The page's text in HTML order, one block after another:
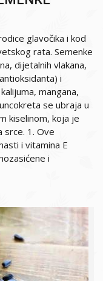
glavočika i kod
rata. Semenke
dijetalnih vlakana,
i
mangana,
se ubraja u
kiselinom, koja je
srce. 1. Ove
i vitamina E
i